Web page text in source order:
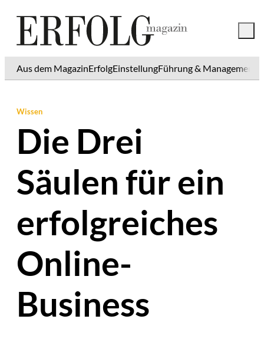
Aus dem MagazinErfolgEinstellungFührung & Management
Wissen
Die Drei
Säulen für ein
erfolgreiches
Online-
Business